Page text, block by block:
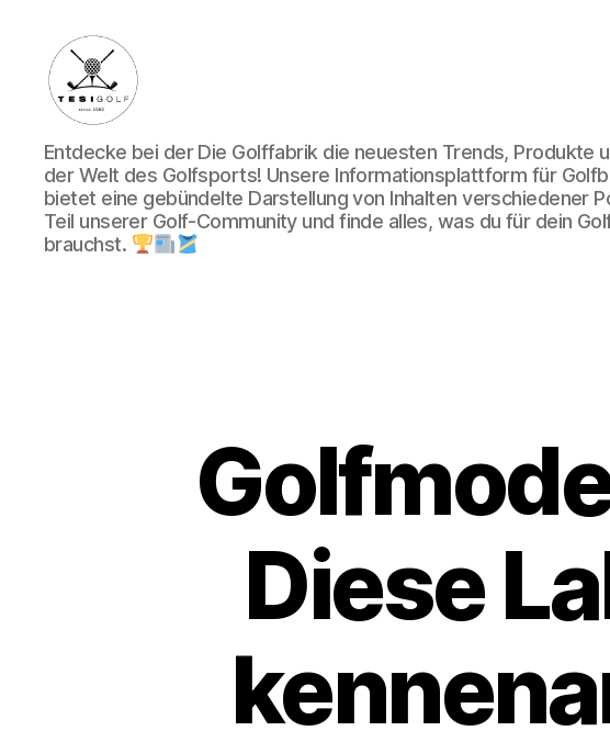
Die
Golffabrik
-
Deine
Plattform
Entdecke bei der Die Golffabrik die neuesten Trends, Produkte
der Welt des Golfsports! Unsere Informationsplattform für
bietet eine gebündelte Darstellung von Inhalten verschiedener
Teil unserer Golf-Community und finde alles, was du für dein
brauchst.
Diese